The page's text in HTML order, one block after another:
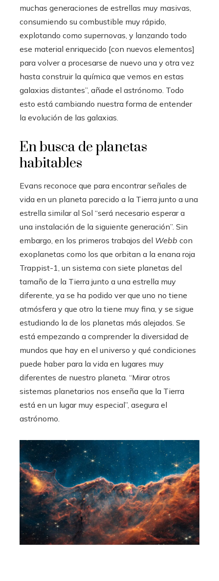
muchas generaciones de estrellas muy masivas,
consumiendo su combustible muy rápido,
explotando como supernovas, y lanzando todo
ese material enriquecido [con nuevos elementos]
para volver a procesarse de nuevo una y otra vez
hasta construir la química que vemos en estas
galaxias distantes”, añade el astrónomo. Todo
esto está cambiando nuestra forma de entender
la evolución de las galaxias.
En busca de planetas
habitables
Evans reconoce que para encontrar señales de
vida en un planeta parecido a la Tierra junto a una
estrella similar al Sol “será necesario esperar a
una instalación de la siguiente generación”. Sin
embargo, en los primeros trabajos del Webb con
exoplanetas como los que orbitan a la enana roja
Trappist-1, un sistema con siete planetas del
tamaño de la Tierra junto a una estrella muy
diferente, ya se ha podido ver que uno no tiene
atmósfera y que otro la tiene muy fina, y se sigue
estudiando la de los planetas más alejados. Se
está empezando a comprender la diversidad de
mundos que hay en el universo y qué condiciones
puede haber para la vida en lugares muy
diferentes de nuestro planeta. “Mirar otros
sistemas planetarios nos enseña que la Tierra
está en un lugar muy especial”, asegura el
astrónomo.